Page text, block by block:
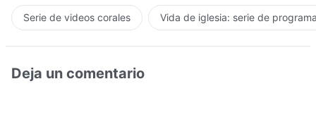
Serie de videos corales Vida de iglesia: serie de
Deja un comentario